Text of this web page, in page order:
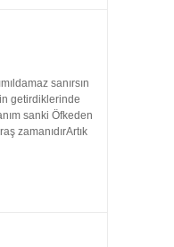
sanırsın
getirdiklerinde
sanki Öfkeden
zamanıdırArtık